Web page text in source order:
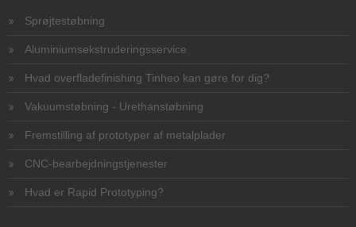
Sprøjtestøbning
Aluminiumsekstruderingsservice
Hvad overfladefinishing Tinheo kan gøre for dig?
Vakuumstøbning - Urethanstøbning
Fremstilling af prototyper af metalplader
CNC-bearbejdningstjenester
Hvad er Rapid Prototyping?